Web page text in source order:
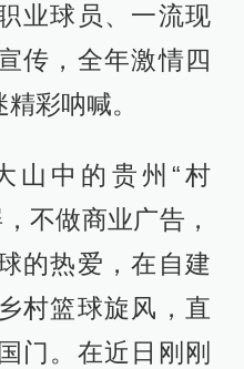
业球员、一流现
传，全年激情四
彩呐喊。
山中的贵州“村
不做商业广告，
的热爱，在自建
村篮球旋风，直
门。在近日刚刚